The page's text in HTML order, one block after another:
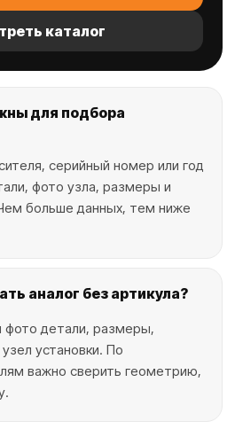
каталог
для подбора
серийный номер или год
фото узла, размеры и
больше данных, тем ниже
аналог без артикула?
детали, размеры,
установки. По
важно сверить геометрию,